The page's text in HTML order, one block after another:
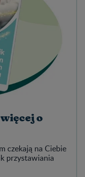
o
czekają na Ciebie
przystawiania